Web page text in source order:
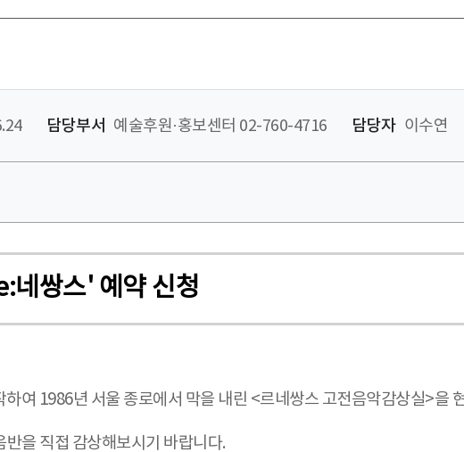
담당부서 예술후원·홍보센터 02-760-4716 담당자 이수연
네쌍스' 예약 신청
여 1986년 서울 종로에서 막을 내린 <르네쌍스 고전음악감상실>을
을 직접 감상해보시기 바랍니다.